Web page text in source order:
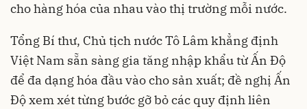
cho hàng hóa của nhau vào thị trường mỗi nước.
Tổng Bí thư, Chủ tịch nước Tô Lâm khẳng định
Việt Nam sẵn sàng gia tăng nhập khẩu từ Ấn Độ
để đa dạng hóa đầu vào cho sản xuất; đề nghị Ấn
Độ xem xét từng bước gỡ bỏ các quy định liên